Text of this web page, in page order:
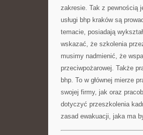
zakresie. Tak z pewnością
usługi bhp kraków są
temacie, posiadają
wskazać, że szkolenia
musimy nadmienić, że
przeciwpożarowej. Także
bhp. To w głównej mierze
swojej firmy, jak oraz
dotyczyć przeszkolenia
zasad ewakuacji, jaka ma